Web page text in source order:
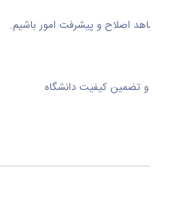
شاهد اصلاح و پیشرفت امور باشیم.
ارزیابی و تضمین کیفیت دانشگاه